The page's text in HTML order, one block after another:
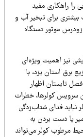
مفید
برای تبخیر آب و
موتور دستگاه
اهمیت ویژه‌ای
یزد، با
اظهار
کولرها، خطرات
فدای شتاب‌زدگی
دست بردن به
کولر می‌تواند